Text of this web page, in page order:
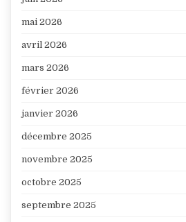
mai 2026
avril 2026
mars 2026
février 2026
janvier 2026
décembre 2025
novembre 2025
octobre 2025
septembre 2025